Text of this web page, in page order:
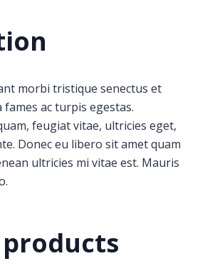
morbi tristique senectus et
ac turpis egestas.
feugiat vitae, ultricies eget,
Donec eu libero sit amet quam
ultricies mi vitae est. Mauris